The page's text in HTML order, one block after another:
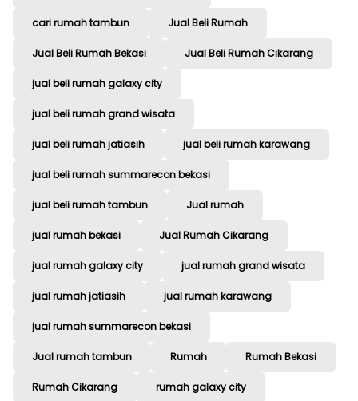
cari rumah tambun Jual Beli Rumah
Jual Beli Rumah Bekasi Jual Beli Rumah Cikarang
jual beli rumah galaxy city
jual beli rumah grand wisata
jual beli rumah jatiasih jual beli rumah karawang
jual beli rumah summarecon bekasi
jual beli rumah tambun Jual rumah
jual rumah bekasi Jual Rumah Cikarang
jual rumah galaxy city jual rumah grand wisata
jual rumah jatiasih jual rumah karawang
jual rumah summarecon bekasi
Jual rumah tambun Rumah Rumah Bekasi
Rumah Cikarang rumah galaxy city